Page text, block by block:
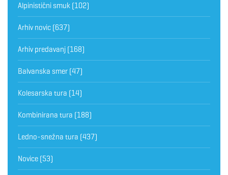
Alpinistični smuk (102)
Arhiv novic (637)
Arhiv predavanj (168)
Balvanska smer (47)
Kolesarska tura (14)
Kombinirana tura (188)
Ledno-snežna tura (437)
Novice (53)